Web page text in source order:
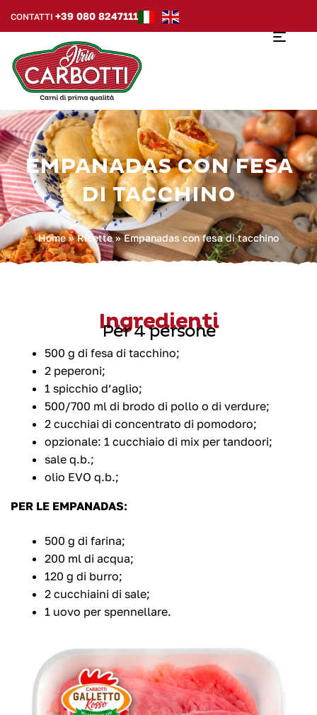
CONTATTI +39 080 8247111
EMPANADAS CON FESA
DI TACCHINO
Home»Ricette»Empanadas con fesa di tacchino
Ingredienti
Per 4 persone
500 g di fesa di tacchino;
2 peperoni;
1 spicchio d’aglio;
500/700 ml di brodo di pollo o di verdure;
2 cucchiai di concentrato di pomodoro;
opzionale: 1 cucchiaio di mix per tandoori;
sale q.b.;
olio EVO q.b.;
PER LE EMPANADAS:
500 g di farina;
200 ml di acqua;
120 g di burro;
2 cucchiaini di sale;
1 uovo per spennellare.